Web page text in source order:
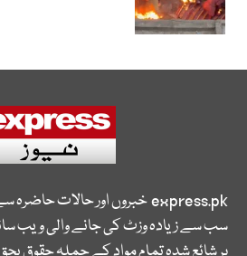
express.pkخبروں اور حالات حاضرہ
سب سے زیادہ وزٹ کی جانے والی ویب